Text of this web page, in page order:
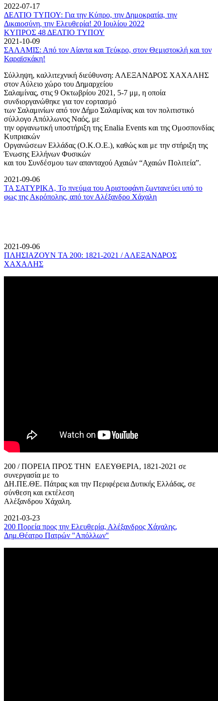
2022-07-17
ΔΕΛΤΙΟ ΤΥΠΟΥ: Για την Κύπρο, την Δημοκρατία, την
Δικαιοσύνη, την Ελευθερία! 20 Ιουλίου 2022
ΚΥΠΡΟΣ 48 ΔΕΛΤΙΟ ΤΥΠΟΥ
2021-10-09
ΣΑΛΑΜΙΣ: Από τον Αίαντα και Τεύκρο, στον Θεμιστοκλή και τον
Καραϊσκάκη!
Σύλληψη, καλλιτεχνική διεύθυνση: ΑΛΕΞΑΝΔΡΟΣ ΧΑΧΑΛΗΣ
στον Αύλειο χώρο του Δημαρχείου
Σαλαμίνας, στις 9 Οκτωβρίου 2021, 5-7 μμ, η οποία
συνδιοργανώθηκε για τον εορτασμό
των Σαλαμινίων από τον Δήμο Σαλαμίνας και τον πολιτιστικό
σύλλογο Απόλλωνος Ναός, με
την οργανωτική υποστήριξη της Enalia Events και της Ομοσπονδίας
Κυπριακών
Οργανώσεων Ελλάδας (Ο.Κ.Ο.Ε.), καθώς και με την στήριξη της
Ένωσης Ελλήνων Φυσικών
και του Συνδέσμου των απανταχού Αχαιών “Αχαιών Πολιτεία”.
2021-09-06
ΤΑ ΣΑΤΥΡΙΚΑ, Το πνεύμα του Αριστοφάνη ζωντανεύει υπό το
φως της Ακρόπολης, από τον Αλέξανδρο Χάχαλη
2021-09-06
ΠΛΗΣΙΑΖΟΥΝ ΤΑ 200: 1821-2021 / ΑΛΕΞΑΝΔΡΟΣ
ΧΑΧΑΛΗΣ
200 / ΠΟΡΕΙΑ ΠΡΟΣ ΤΗΝ ΕΛΕΥΘΕΡΙΑ, 1821-2021 σε
συνεργασία με το
ΔΗ.ΠΕ.ΘΕ. Πάτρας και την Περιφέρεια Δυτικής Ελλάδας, σε
σύνθεση και εκτέλεση
Αλέξανδρου Χάχαλη.
2021-03-23
200 Πορεία προς την Ελευθερία, Αλέξανδρος Χάχαλης,
Δημ.Θέατρο Πατρών "Απόλλων"